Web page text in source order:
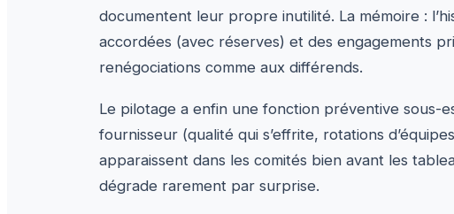
documentent leur propre inutilité. La mémoire :
accordées (avec réserves) et des engagements
renégociations comme aux différends.
Le pilotage a enfin une fonction préventive sous-
fournisseur (qualité qui s’effrite, rotations
apparaissent dans les comités bien avant les
dégrade rarement par surprise.